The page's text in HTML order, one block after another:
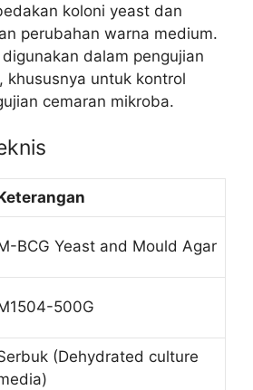
koloni yeast dan
perubahan warna medium.
dalam pengujian
khususnya untuk kontrol
cemaran mikroba.
BCG Yeast and Mould Agar
500G
(Dehydrated culture